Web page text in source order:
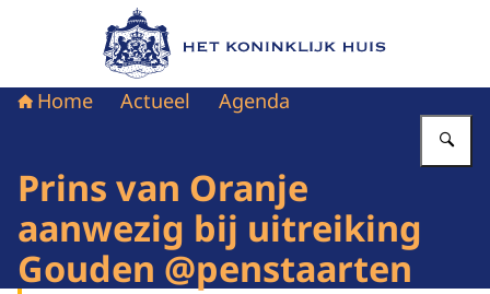
Naar de homepage van Het Koninklijk Huis
Home Actueel Agenda
Prins van Oranje
aanwezig bij uitreiking
Gouden @penstaarten